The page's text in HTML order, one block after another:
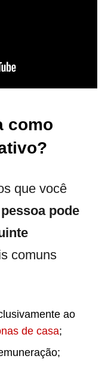
como
que você
pode
comuns
ao
de casa;